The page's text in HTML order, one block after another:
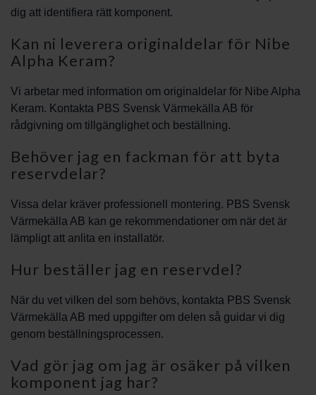
dig att identifiera rätt komponent.
Kan ni leverera originaldelar för Nibe
Alpha Keram?
Vi arbetar med information om originaldelar för Nibe Alpha
Keram. Kontakta PBS Svensk Värmekälla AB för
rådgivning om tillgänglighet och beställning.
Behöver jag en fackman för att byta
reservdelar?
Vissa delar kräver professionell montering. PBS Svensk
Värmekälla AB kan ge rekommendationer om när det är
lämpligt att anlita en installatör.
Hur beställer jag en reservdel?
När du vet vilken del som behövs, kontakta PBS Svensk
Värmekälla AB med uppgifter om delen så guidar vi dig
genom beställningsprocessen.
Vad gör jag om jag är osäker på vilken
komponent jag har?